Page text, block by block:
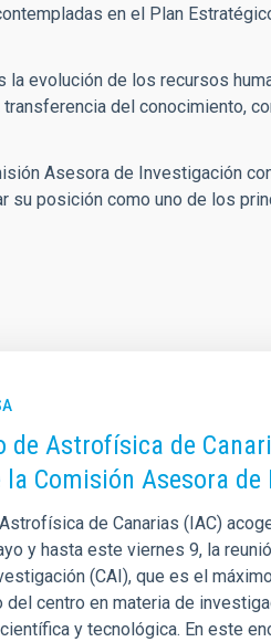
en el Plan
evolución de los recursos
del conocimiento,
Asesora de Investigación
su posición como uno de los
de Astrofísica de
la Comisión Asesora de
de Canarias (IAC)
y hasta este viernes 9, la
(CAI), que es el
del centro en materia de
y tecnológica. En este